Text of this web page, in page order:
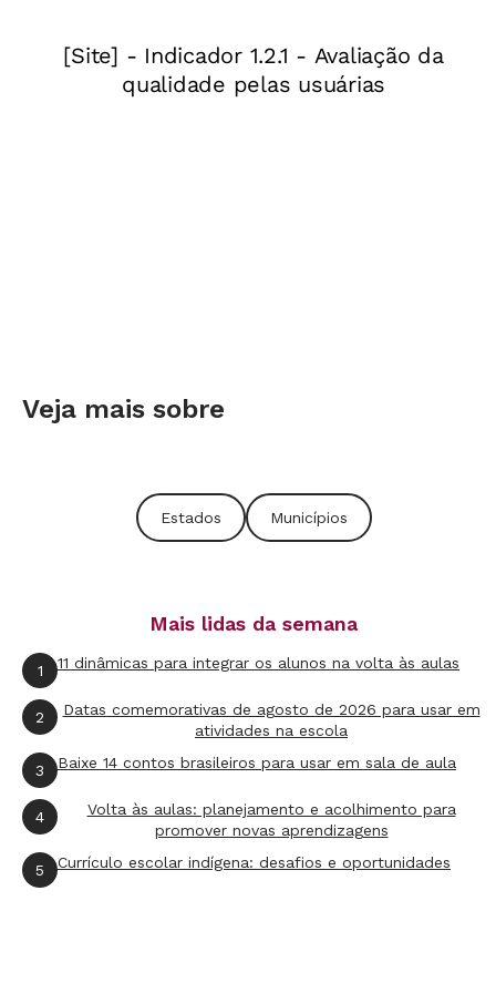
LUIZ CARLOS DE FREITASNão. O texto ignora
todo o debate da Conferência Nacional de
Significa, por exemplo, imaginar que,
se inserirmos as escolas públicas no mercado, a
Ou propor que o pagamento dos envolvidos
não funcionou em nenhum lugar do mundo.
Note: já foi experimentado à exaustão e não
deu resultados significativos. Se você colocar
um empresário para pensar a Educação, é
natural que ele responda com os recursos
teóricos que tem. Mas o debate sobre esse
assunto exige profissionais específicos.
Veja mais sobre
Estados Municípios
Mais lidas da semana
1 11 dinâmicas para integrar os alunos na volta às aulas
2
Datas comemorativas de agosto de 2026 para usar em
atividades na escola
3 Baixe 14 contos brasileiros para usar em sala de aula
4
Volta às aulas: planejamento e acolhimento para
promover novas aprendizagens
5 Currículo escolar indígena: desafios e oportunidades